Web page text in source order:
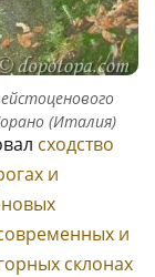
(Италия)
сходство
и
и
склонах